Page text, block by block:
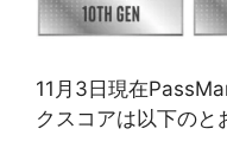
11月3日現在
クスコアは以下のと